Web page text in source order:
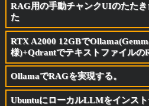
RAG用の手動チャンクUIのたた
た
RTX A2000 12GBで
様)+Qdrantでテキストファイルの
OllamaでRAGを実現する。
UbuntuにローカルLLMをインス